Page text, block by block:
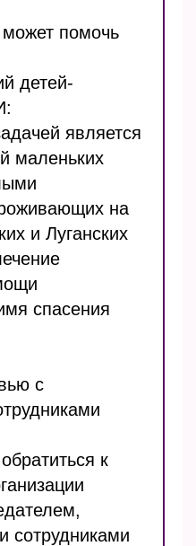
помочь
детей-
является
маленьких
на
и Луганских
спасения
с
к
сотрудниками